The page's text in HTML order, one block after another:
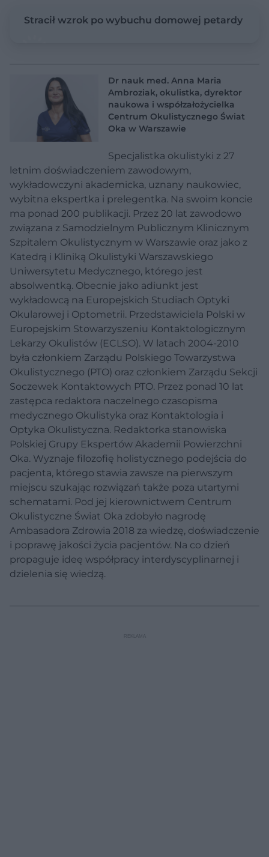
Stracił wzrok po wybuchu domowej petardy
Dr nauk med. Anna Maria
Ambroziak, okulistka, dyrektor
naukowa i współzałożycielka
Centrum Okulistycznego Świat
Oka w Warszawie
Specjalistka okulistyki z 27
letnim doświadczeniem zawodowym,
wykładowczyni akademicka, uznany naukowiec,
wybitna ekspertka i prelegentka. Na swoim koncie
ma ponad 200 publikacji. Przez 20 lat zawodowo
związana z Samodzielnym Publicznym Klinicznym
Szpitalem Okulistycznym w Warszawie oraz jako z
Katedrą i Kliniką Okulistyki Warszawskiego
Uniwersytetu Medycznego, którego jest
absolwentką. Obecnie jako adiunkt jest
wykładowcą na Europejskich Studiach Optyki
Okularowej i Optometrii. Przedstawiciela Polski w
Europejskim Stowarzyszeniu Kontaktologicznym
Lekarzy Okulistów (ECLSO). W latach 2004-2010
była członkiem Zarządu Polskiego Towarzystwa
Okulistycznego (PTO) oraz członkiem Zarządu Sekcji
Soczewek Kontaktowych PTO. Przez ponad 10 lat
zastępca redaktora naczelnego czasopisma
medycznego Okulistyka oraz Kontaktologia i
Optyka Okulistyczna. Redaktorka stanowiska
Polskiej Grupy Ekspertów Akademii Powierzchni
Oka. Wyznaje filozofię holistycznego podejścia do
pacjenta, którego stawia zawsze na pierwszym
miejscu szukając rozwiązań także poza utartymi
schematami. Pod jej kierownictwem Centrum
Okulistyczne Świat Oka zdobyło nagrodę
Ambasadora Zdrowia 2018 za wiedzę, doświadczenie
i poprawę jakości życia pacjentów. Na co dzień
propaguje ideę współpracy interdyscyplinarnej i
dzielenia się wiedzą.